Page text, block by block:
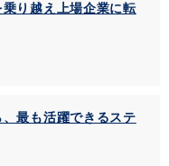
乗り越え上場企業に転
、最も活躍できるステ